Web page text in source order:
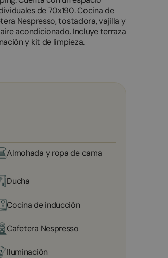
de 70x190. Cocina de
Nespresso, tostadora, vajilla y
acondicionado. Incluye terraza
y kit de limpieza.
Almohada y ropa de cama
Ducha
Cocina de inducción
Cafetera Nespresso
Iluminación